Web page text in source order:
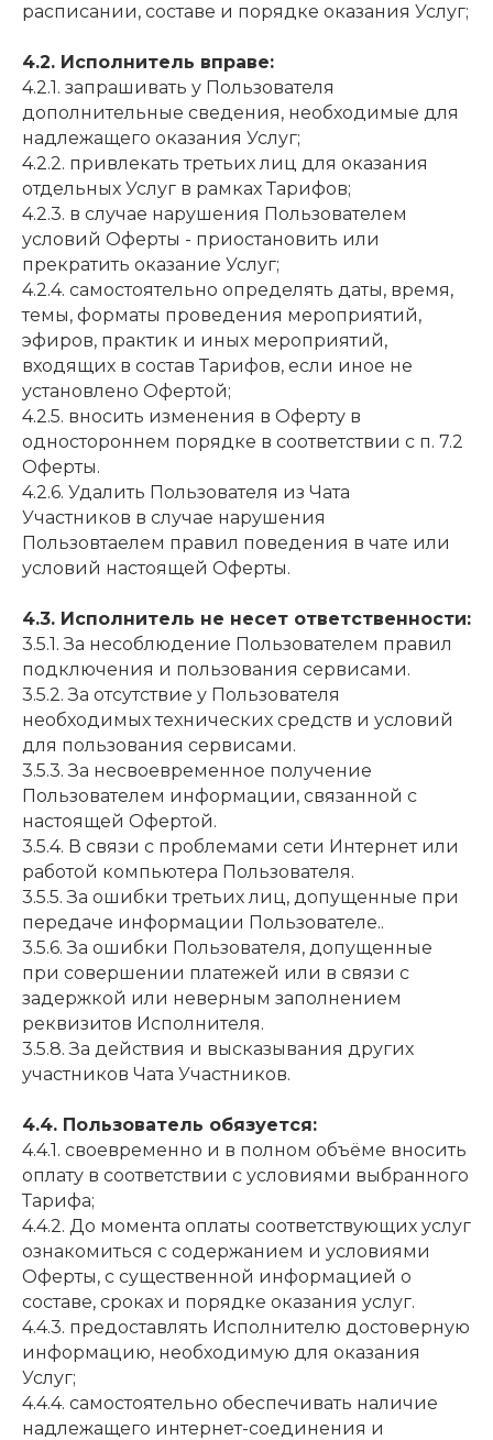
расписании, составе и порядке оказания Услуг;
4.2. Исполнитель вправе:
4.2.1. запрашивать у Пользователя
дополнительные сведения, необходимые для
надлежащего оказания Услуг;
4.2.2. привлекать третьих лиц для оказания
отдельных Услуг в рамках Тарифов;
4.2.3. в случае нарушения Пользователем
условий Оферты - приостановить или
прекратить оказание Услуг;
4.2.4. самостоятельно определять даты, время,
темы, форматы проведения мероприятий,
эфиров, практик и иных мероприятий,
входящих в состав Тарифов, если иное не
установлено Офертой;
4.2.5. вносить изменения в Оферту в
одностороннем порядке в соответствии с п. 7.2
Оферты.
4.2.6. Удалить Пользователя из Чата
Участников в случае нарушения
Пользовтаелем правил поведения в чате или
условий настоящей Оферты.
4.3. Исполнитель не несет ответственности:
3.5.1. За несоблюдение Пользователем правил
подключения и пользования сервисами.
3.5.2. За отсутствие у Пользователя
необходимых технических средств и условий
для пользования сервисами.
3.5.3. За несвоевременное получение
Пользователем информации, связанной с
настоящей Офертой.
3.5.4. В связи с проблемами сети Интернет или
работой компьютера Пользователя.
3.5.5. За ошибки третьих лиц, допущенные при
передаче информации Пользователе..
3.5.6. За ошибки Пользователя, допущенные
при совершении платежей или в связи с
задержкой или неверным заполнением
реквизитов Исполнителя.
3.5.8. За действия и высказывания других
участников Чата Участников.
4.4. Пользователь обязуется:
4.4.1. своевременно и в полном объёме вносить
оплату в соответствии с условиями выбранного
Тарифа;
4.4.2. До момента оплаты соответствующих услуг
ознакомиться с содержанием и условиями
Оферты, с существенной информацией о
составе, сроках и порядке оказания услуг.
4.4.3. предоставлять Исполнителю достоверную
информацию, необходимую для оказания
Услуг;
4.4.4. самостоятельно обеспечивать наличие
надлежащего интернет-соединения и